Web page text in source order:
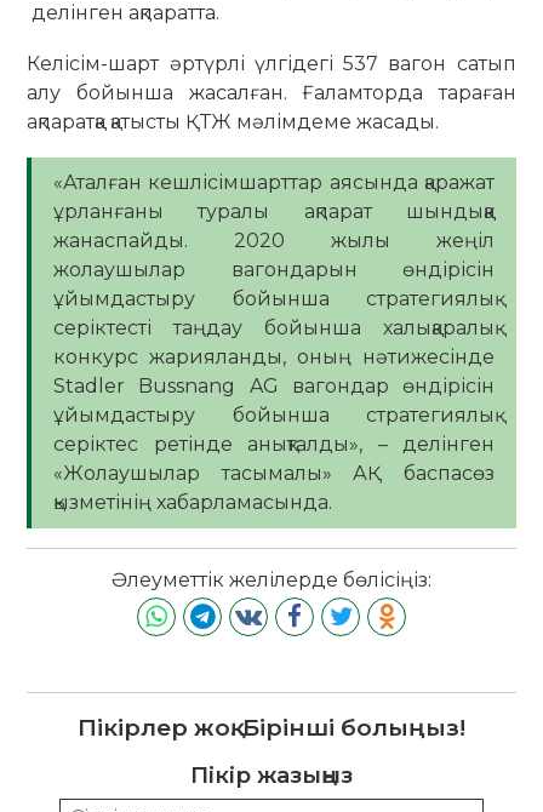
делінген ақпаратта.
Келісім-шарт әртүрлі үлгідегі 537 вагон сатып
алу бойынша жасалған. Ғаламторда тараған
ақпаратқа қатысты ҚТЖ мәлімдеме жасады.
«Аталған кешлісімшарттар аясында қаражат
ұрланғаны туралы ақпарат шындыққа
жанаспайды. 2020 жылы жеңіл
жолаушылар вагондарын өндірісін
ұйымдастыру бойынша стратегиялық
серіктесті таңдау бойынша халықаралық
конкурс жарияланды, оның нәтижесінде
Stadler Bussnang AG вагондар өндірісін
ұйымдастыру бойынша стратегиялық
серіктес ретінде анықталды», – делінген
«Жолаушылар тасымалы» АҚ баспасөз
қызметінің хабарламасында.
Әлеуметтік желілерде бөлісіңіз:
Пікірлер жоқ. Бірінші болыңыз!
Пікір жазыңыз